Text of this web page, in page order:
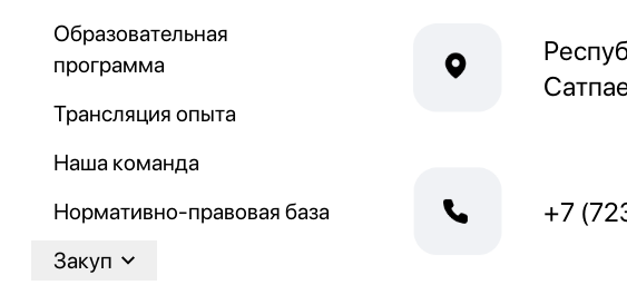
Образовательная
программа
Трансляция опыта
Наша команда
Нормативно-правовая база
Закуп
+7